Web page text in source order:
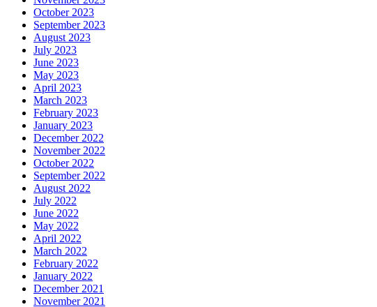
October 2023
September 2023
August 2023
July 2023
June 2023
May 2023
April 2023
March 2023
February 2023
January 2023
December 2022
November 2022
October 2022
September 2022
August 2022
July 2022
June 2022
May 2022
April 2022
March 2022
February 2022
January 2022
December 2021
November 2021